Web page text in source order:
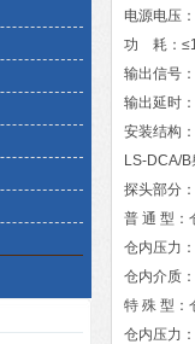
电源电压
功 耗：
输出信号
输出延时
安装结构
LS-DCA/
探头部分：
普 通 型
仓内压力：
仓内介质
特 殊 型
仓内压力